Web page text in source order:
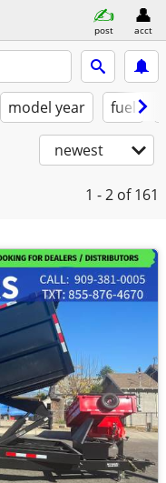
post acct
model year fuel
newest
1 - 2 of 161